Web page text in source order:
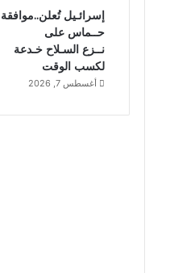
إسرائـيل تُعلن..موافقة
حــماس على
نــزع السـلاح خـدعة
لكسب الوقت
أغسطس 7, 2026